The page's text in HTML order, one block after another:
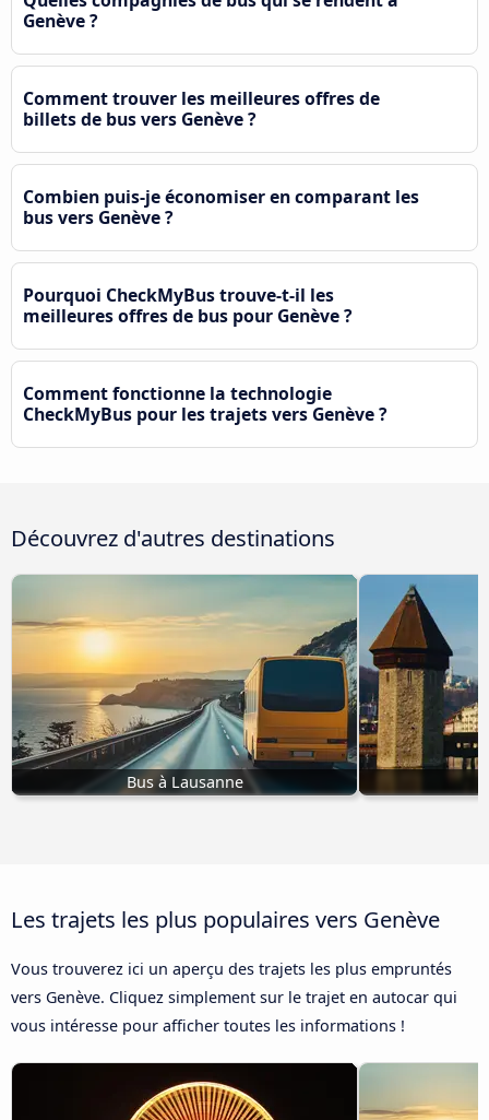
Genève ?
Comment trouver les meilleures offres de
billets de bus vers Genève ?
Combien puis-je économiser en comparant les
bus vers Genève ?
Pourquoi CheckMyBus trouve-t-il les
meilleures offres de bus pour Genève ?
Comment fonctionne la technologie
CheckMyBus pour les trajets vers Genève ?
Découvrez d'autres destinations
Bus à Lausanne
Les trajets les plus populaires vers Genève
Vous trouverez ici un aperçu des trajets les plus empruntés
vers Genève. Cliquez simplement sur le trajet en autocar qui
vous intéresse pour afficher toutes les informations !